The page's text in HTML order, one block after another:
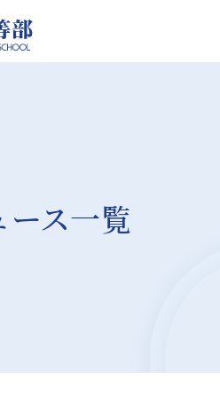
ース一覧